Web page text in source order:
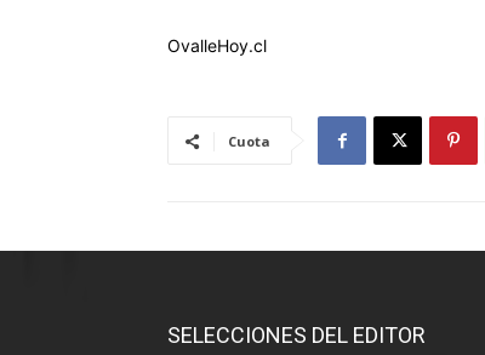
OvalleHoy.cl
Cuota
SELECCIONES DEL EDITOR